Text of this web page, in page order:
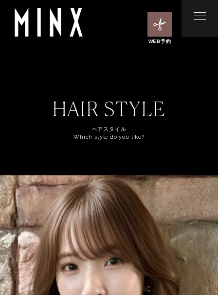
WEB予約
HAIR STYLE
ヘアスタイル
Which style do you like?